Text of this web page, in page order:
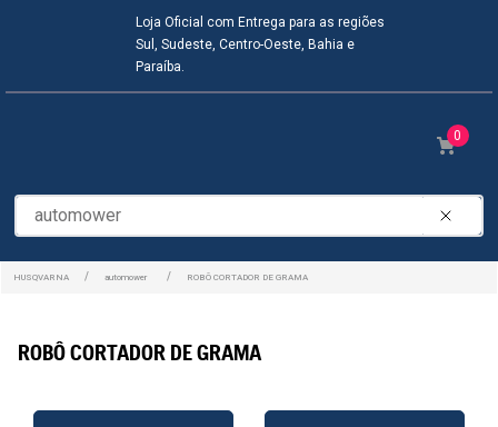
Loja Oficial com Entrega para as regiões
Sul, Sudeste, Centro-Oeste, Bahia e
Paraíba.
0
O que você precisa?
automower ROBÔ CORTADOR DE GRAMA
ROBÔ CORTADOR DE GRAMA